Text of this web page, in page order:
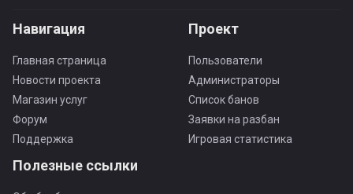
Навигация
Главная страница
Новости проекта
Магазин услуг
Форум
Поддержка
Проект
Пользователи
Администраторы
Список банов
Заявки на разбан
Игровая статистика
Полезные ссылки